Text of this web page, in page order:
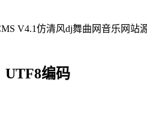
V4.1仿清风dj舞曲网音乐网站
UTF8编码